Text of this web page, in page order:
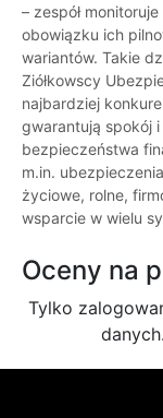
– zespół
obowiązku ich
wariantów. Takie
Ziółkowscy
najbardziej
gwarantują spokój
bezpieczeństwa
m.in.
życiowe, rolne,
wsparcie w wielu
Oceny na
Tylko
danych.